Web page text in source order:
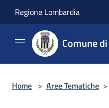
Regione Lombardia
Comune
Home > Aree Tematiche >